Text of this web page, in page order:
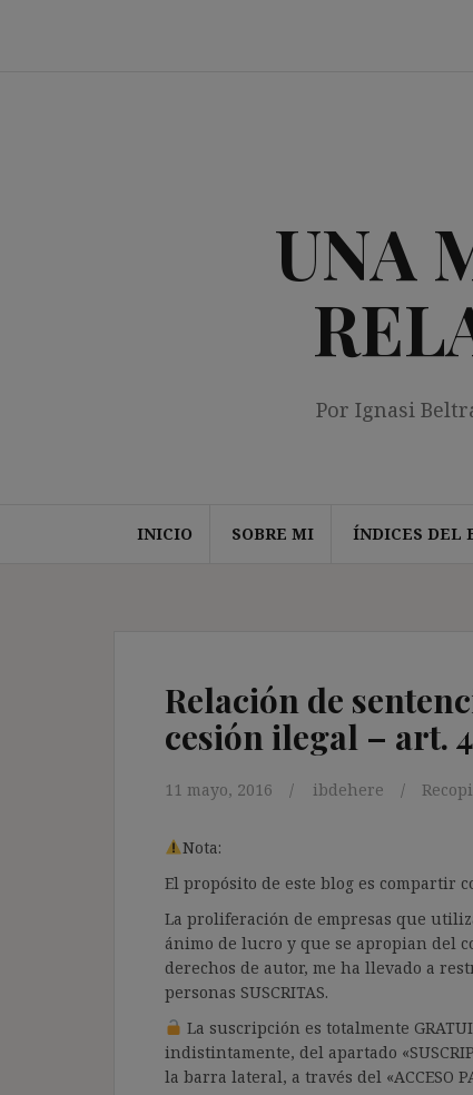
UNA
Por Ignasi
INICIO SOBRE MI ÍNDICES DEL
Relación de
cesión ilegal – art.
11 mayo, 2016 ibdehere
Nota:
El propósito de este blog es compartir
La proliferación de empresas que
ánimo de lucro y que se apropian del
derechos de autor, me ha llevado a
personas SUSCRITAS.
La suscripción es totalmente
indistintamente, del apartado
la barra lateral, a través del «ACCESO